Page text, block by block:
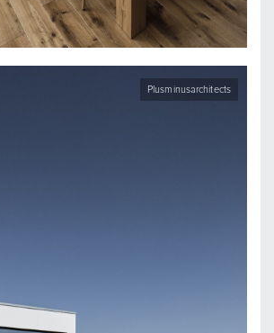
Plusminusarchitects